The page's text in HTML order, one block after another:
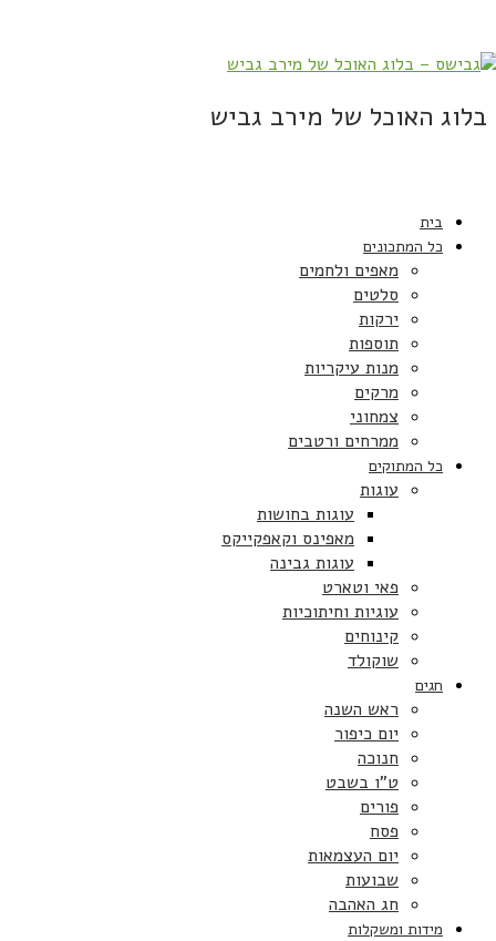
בלוג האוכל של מירב גביש
בית
כל המתכונים
מאפים ולחמים
סלטים
ירקות
תוספות
מנות עיקריות
מרקים
צמחוני
ממרחים ורטבים
כל המתוקים
עוגות
עוגות בחושות
מאפינס וקאפקייקס
עוגות גבינה
פאי וטארט
עוגיות וחיתוכיות
קינוחים
שוקולד
חגים
ראש השנה
יום כיפור
חנוכה
ט”ו בשבט
פורים
פסח
יום העצמאות
שבועות
חג האהבה
מידות ומשקלות